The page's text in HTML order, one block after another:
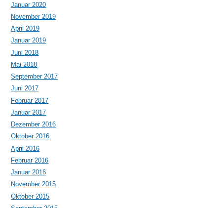
Januar 2020
November 2019
April 2019
Januar 2019
Juni 2018
Mai 2018
September 2017
Juni 2017
Februar 2017
Januar 2017
Dezember 2016
Oktober 2016
April 2016
Februar 2016
Januar 2016
November 2015
Oktober 2015